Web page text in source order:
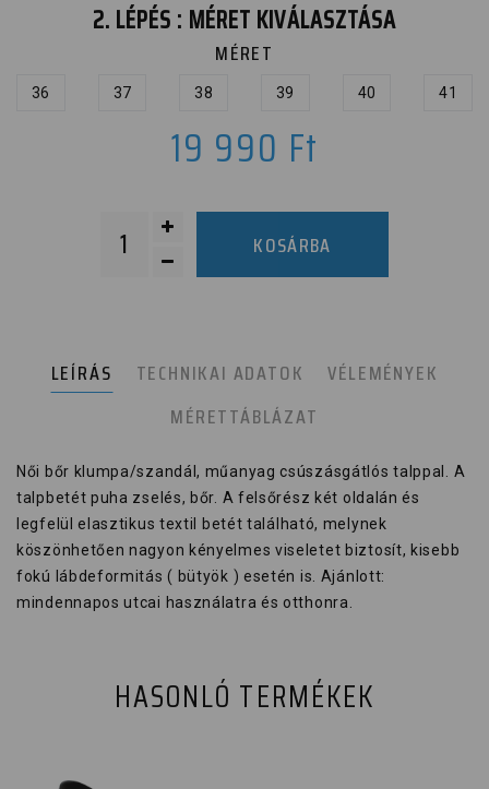
2. LÉPÉS : MÉRET KIVÁLASZTÁSA
MÉRET
36 37 38 39 40 41
19 990 Ft
KOSÁRBA
LEÍRÁS TECHNIKAI ADATOK
VÉLEMÉNYEK
MÉRETTÁBLÁZAT
Női bőr klumpa/szandál, műanyag csúszásgátlós talppal. A
talpbetét puha zselés, bőr. A felsőrész két oldalán és
legfelül elasztikus textil betét található, melynek
köszönhetően nagyon kényelmes viseletet biztosít, kisebb
fokú lábdeformitás ( bütyök ) esetén is. Ajánlott:
mindennapos utcai használatra és otthonra.
HASONLÓ TERMÉKEK